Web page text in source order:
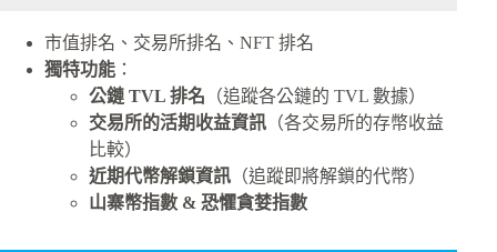
市值排名、交易所排名、NFT 排名
獨特功能 ：
公鏈 TVL 排名 （追蹤各公鏈的 TVL 數據）
交易所的活期收益資訊 （各交易所的存幣收益
比較）
近期代幣解鎖資訊 （追蹤即將解鎖的代幣）
山寨幣指數 & 恐懼貪婪指數